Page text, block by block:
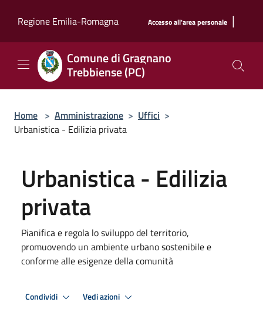
Regione Emilia-Romagna
Accesso all'area personale |
Comune di Gragnano
Trebbiense (PC)
Home > Amministrazione > Uffici >
Urbanistica - Edilizia privata
Urbanistica - Edilizia
privata
Pianifica e regola lo sviluppo del territorio,
promuovendo un ambiente urbano sostenibile e
conforme alle esigenze della comunità
Condividi Vedi azioni